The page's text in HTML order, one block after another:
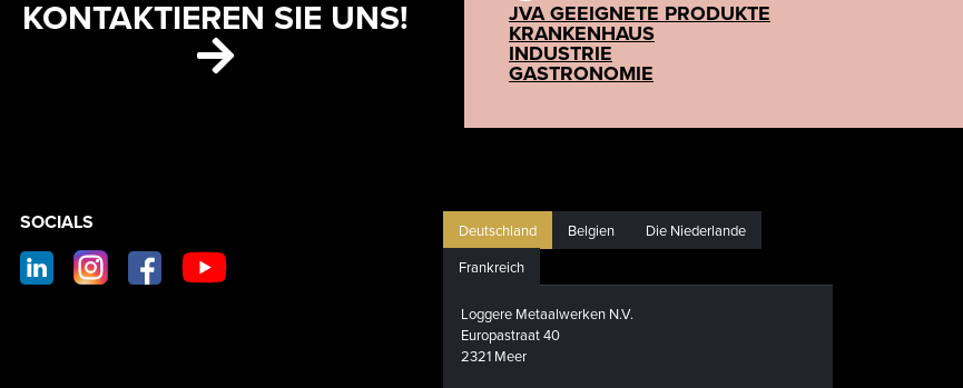
KONTAKTIEREN SIE UNS! JVA GEEIGNETE PRODUKTE
KRANKENHAUS
INDUSTRIE
GASTRONOMIE
CONTACT
SOCIAL
FOOTER
SOCIALS Deutschland Belgien
Die Niederlande
Frankreich
Loggere Metaalwerken N.V.
Europastraat 40
2321 Meer